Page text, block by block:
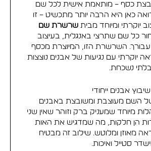
כסף – מותאמת אישית לכל שם
כאן היא הרבה יותר מתכשיט – זו
יוקרתי ומיוחד מביתשרשרת שם
כל שם שתרצי באנגלית, בעיצוב
השרשרת הזו, המיוצרת מכסף
יוקרתי עם נגיעות של אבנים נוצצות
נשכחת.
אבנים ייחודי
השם מעוצבת ומשובצת באבנים
מיוחד שמעניק ברק וזוהר שאין שני
הן חלקות, מה שמדגיש את האות
מאוזן ומלוטש. שילוב זה מבטיח
סטייל ואיכות.